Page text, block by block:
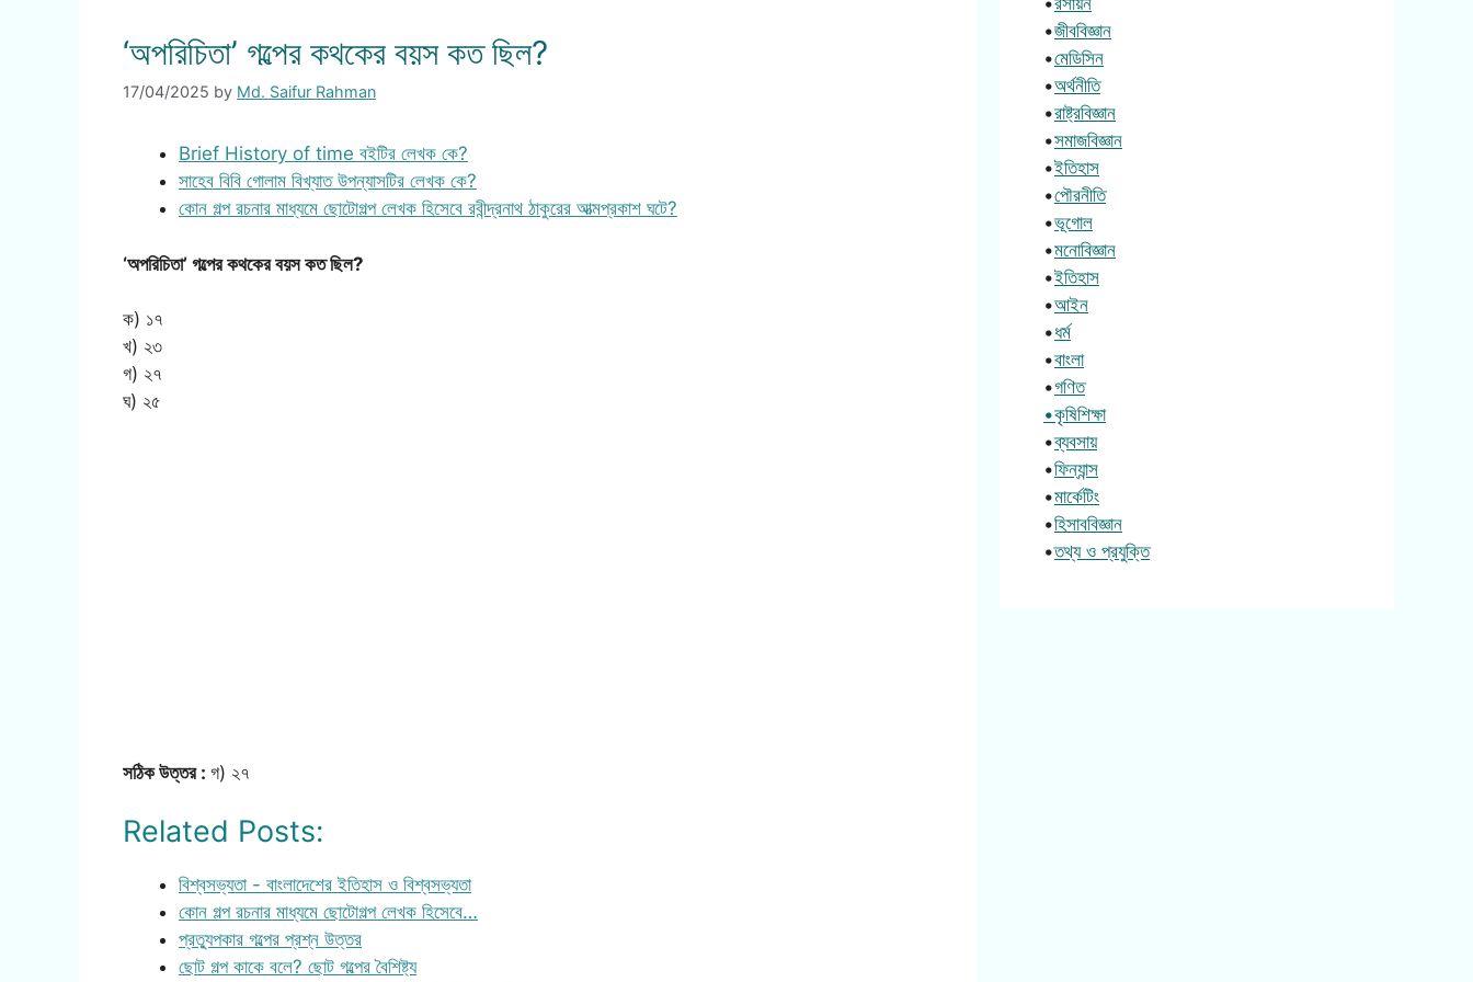
‘অপরিচিতা’ গল্পের কথকের বয়স কত ছিল?
17/04/2025 by Md. Saifur Rahman
Brief History of time বইটির লেখক কে?
সাহেব বিবি গোলাম বিখ্যাত উপন্যাসটির লেখক কে?
কোন গল্প রচনার মাধ্যমে ছোটোগল্প লেখক হিসেবে রবীন্দ্রনাথ ঠাকুরের আত্মপ্রকাশ ঘটে?
‘অপরিচিতা’ গল্পের কথকের বয়স কত ছিল?
ক) ১৭
খ) ২৩
গ) ২৭
ঘ) ২৫
সঠিক উত্তর : গ) ২৭
Related Posts:
বিশ্বসভ্যতা - বাংলাদেশের ইতিহাস ও বিশ্বসভ্যতা
কোন গল্প রচনার মাধ্যমে ছোটোগল্প লেখক হিসেবে…
প্রত্যুপকার গল্পের প্রশ্ন উত্তর
ছোট গল্প কাকে বলে? ছোট গল্পের বৈশিষ্ট্য
•জীববিজ্ঞান
•মেডিসিন
•অর্থনীতি
•রাষ্ট্রবিজ্ঞান
•সমাজবিজ্ঞান
•ইতিহাস
•পৌরনীতি
•ভূগোল
•মনোবিজ্ঞান
•ইতিহাস
•আইন
•ধর্ম
•বাংলা
•গণিত
•কৃষিশিক্ষা
•ব্যবসায়
•ফিন্যান্স
•মার্কেটিং
•হিসাববিজ্ঞান
•তথ্য ও প্রযুক্তি